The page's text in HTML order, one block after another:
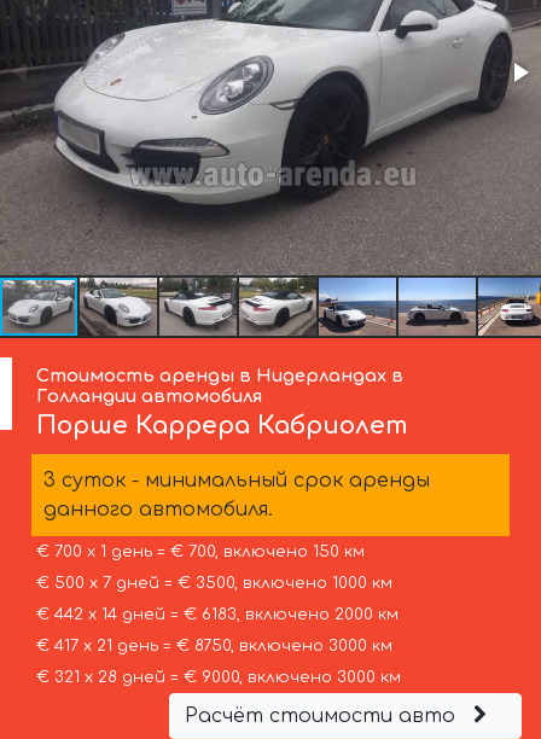
Стоимость аренды в Нидерландах в
Голландии автомобиля
Порше Каррера Кабриолет
3 суток - минимальный срок аренды
данного автомобиля.
€ 700 х 1 день = € 700, включено 150 км
€ 500 х 7 дней = € 3500, включено 1000 км
€ 442 х 14 дней = € 6183, включено 2000 км
€ 417 х 21 день = € 8750, включено 3000 км
€ 321 х 28 дней = € 9000, включено 3000 км
Расчёт стоимости авто